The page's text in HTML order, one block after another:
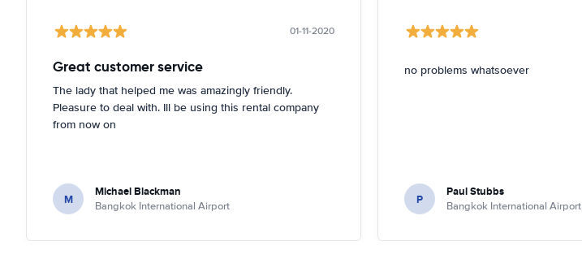
01-11-2020
Great customer service
The lady that helped me was amazingly friendly.
Pleasure to deal with. Ill be using this rental company
from now on
M Michael Blackman
Bangkok International Airport
no problems whatsoever
P Paul Stubbs
Bangkok International Airport